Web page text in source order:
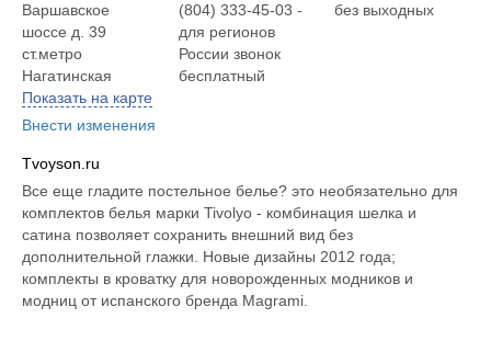
Варшавское
шоссе д. 39
ст.метро
Нагатинская
Показать на карте
Внести изменения
(804) 333-45-03 -
для регионов
России звонок
бесплатный
без выходных
Tvoyson.ru
Все еще гладите постельное белье? это необязательно для
комплектов белья марки Tivolyo - комбинация шелка и
сатина позволяет сохранить внешний вид без
дополнительной глажки. Новые дизайны 2012 года;
комплекты в кроватку для новорожденных модников и
модниц от испанского бренда Magrami.